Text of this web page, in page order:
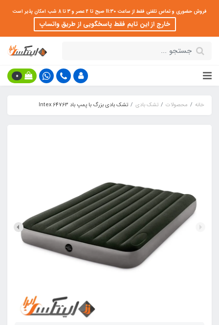
فروش حضوری و تماس تلفنی فقط از ساعت 11:30 صبح تا 2 عصر و 3 تا 8 شب امکان پذیر است
خارج از این تایم فقط پاسخگویی از طریق واتساپ
0
خانه محصولات تشک بادی تشک بادی بزرگ با پمپ باد Intex 64763